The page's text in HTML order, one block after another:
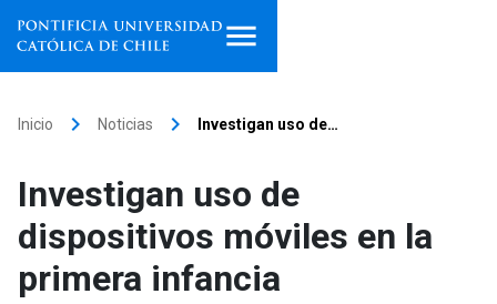
Facultades, escuelas e
institutos
Investigación
Inicio keyboard_arrow_right Noticias keyboard_arrow_right Investigan uso de…
Investigan uso de
dispositivos móviles en la
primera infancia